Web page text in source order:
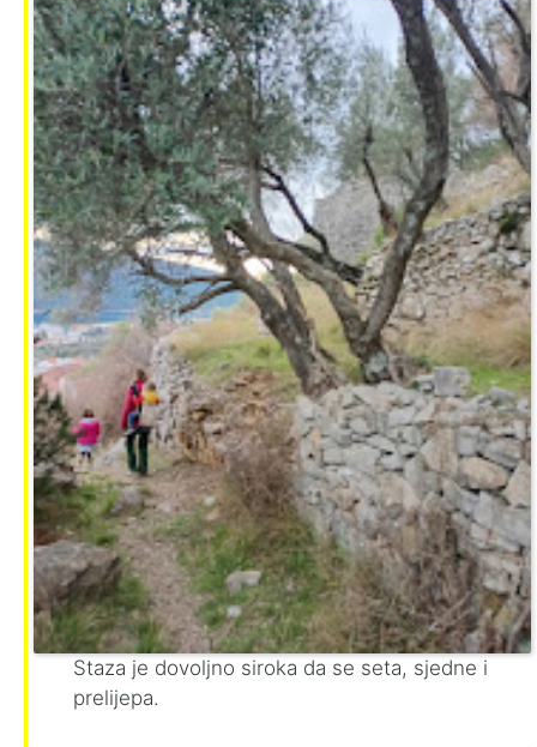
Staza je dovoljno siroka da se seta, sjedne i
prelijepa.